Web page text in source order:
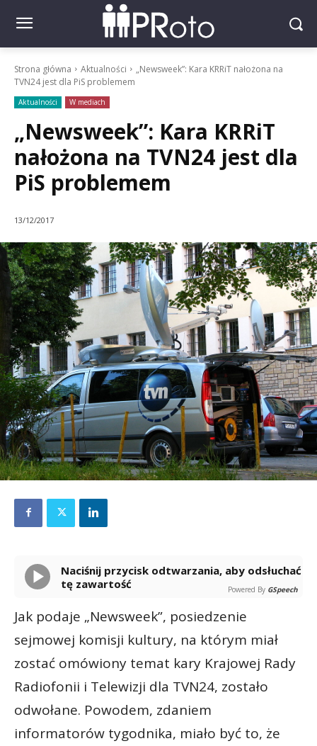
Strona główna Aktualności
„Newsweek”: Kara KRRiT nałożona na
TVN24 jest dla PiS problemem
Aktualności W mediach
„Newsweek”: Kara KRRiT
nałożona na TVN24 jest dla
PiS problemem
13/12/2017
Naciśnij przycisk odtwarzania, aby odsłuchać
tę zawartość
Powered By GSpeech
Jak podaje „Newsweek”, posiedzenie
sejmowej komisji kultury, na którym miał
zostać omówiony temat kary Krajowej Rady
Radiofonii i Telewizji dla TVN24, zostało
odwołane. Powodem, zdaniem
informatorów tygodnika, miało być to, że